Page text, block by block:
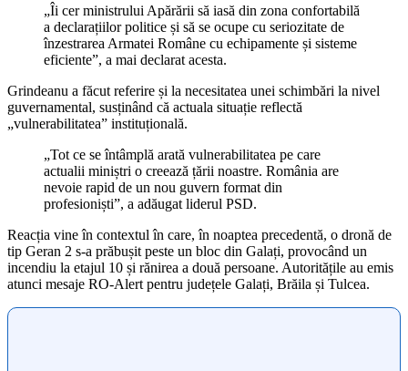
„Îi cer ministrului Apărării să iasă din zona confortabilă
a declarațiilor politice și să se ocupe cu seriozitate de
înzestrarea Armatei Române cu echipamente și sisteme
eficiente”, a mai declarat acesta.
Grindeanu a făcut referire și la necesitatea unei schimbări la nivel
guvernamental, susținând că actuala situație reflectă
„vulnerabilitatea” instituțională.
„Tot ce se întâmplă arată vulnerabilitatea pe care
actualii miniștri o creează țării noastre. România are
nevoie rapid de un nou guvern format din
profesioniști”, a adăugat liderul PSD.
Reacția vine în contextul în care, în noaptea precedentă, o dronă de
tip Geran 2 s-a prăbușit peste un bloc din Galați, provocând un
incendiu la etajul 10 și rănirea a două persoane. Autoritățile au emis
atunci mesaje RO-Alert pentru județele Galați, Brăila și Tulcea.